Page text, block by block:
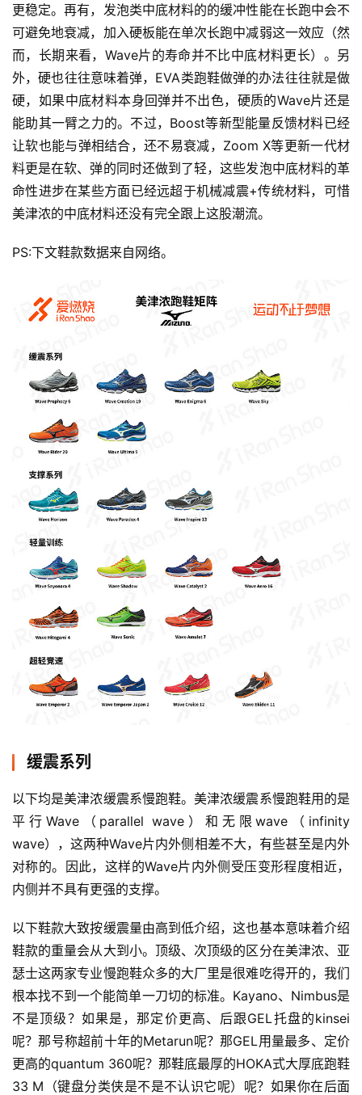
更稳定。再有，发泡类中底材料的的缓冲性能在长跑中会不
可避免地衰减，加入硬板能在单次长跑中减弱这一效应（然
而，长期来看，Wave片的寿命并不比中底材料更长）。另
外，硬也往往意味着弹，EVA类跑鞋做弹的办法往往就是做
硬，如果中底材料本身回弹并不出色，硬质的Wave片还是
能助其一臂之力的。不过，Boost等新型能量反馈材料已经
让软也能与弹相结合，还不易衰减，Zoom X等更新一代材
料更是在软、弹的同时还做到了轻，这些发泡中底材料的革
命性进步在某些方面已经远超于机械减震+传统材料，可惜
美津浓的中底材料还没有完全跟上这股潮流。
PS:下文鞋款数据来自网络。
缓震系列
以下均是美津浓缓震系慢跑鞋。美津浓缓震系慢跑鞋用的是
平行Wave（parallel wave）和无限wave（infinity
wave），这两种Wave片内外侧相差不大，有些甚至是内外
对称的。因此，这样的Wave片内外侧受压变形程度相近，
内侧并不具有更强的支撑。
以下鞋款大致按缓震量由高到低介绍，这也基本意味着介绍
鞋款的重量会从大到小。顶级、次顶级的区分在美津浓、亚
瑟士这两家专业慢跑鞋众多的大厂里是很难吃得开的，我们
根本找不到一个能简单一刀切的标准。Kayano、Nimbus是
不是顶级？如果是，那定价更高、后跟GEL托盘的kinsei
呢？那号称超前十年的Metarun呢？那GEL用量最多、定价
更高的quantum 360呢？那鞋底最厚的HOKA式大厚底跑鞋
33 M（键盘分类侠是不是不认识它呢）呢？如果你在后面